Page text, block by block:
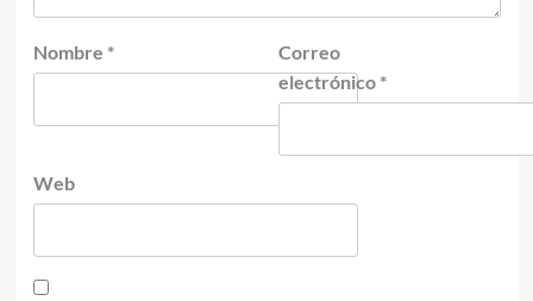
Nombre *
Correo
electrónico *
Web